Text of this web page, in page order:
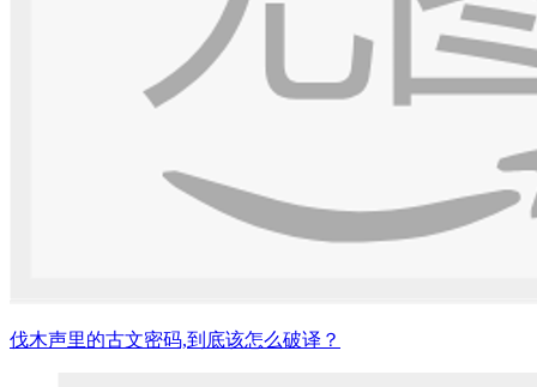
伐木声里的古文密码,到底该怎么破译？